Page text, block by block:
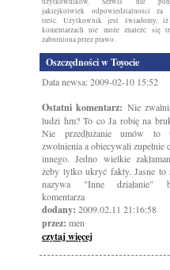
jakiejkolwiek odpowiedzialności za
treść. Użytkownik jest świadomy,
komentarzach nie może znaleźć się
zabroniona przez prawo.
Oszczędności w Toyocie
Data newsa: 2009-02-10 15:52
Ostatni komentarz: Nie
ludzi hm? To co Ja robię na
Nie przedłużanie umów to
zwolnienia a obiecywali zupełnie
innego. Jedno wielkie
żeby tylko ukryć fakty. Jasne to
nazywa "Inne działanie"
komentarza
dodany: 2009.02.11 21:16:58
przez: men
czytaj więcej